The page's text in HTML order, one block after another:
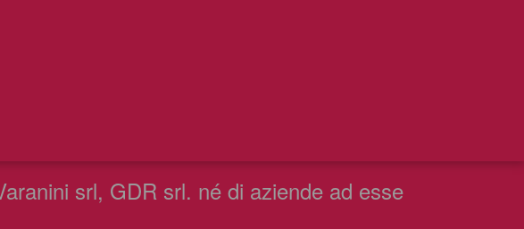
srl, GDR srl. né di aziende ad esse